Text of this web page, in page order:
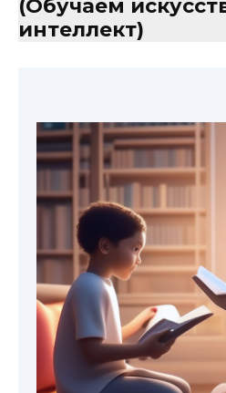
(Обучаем
интеллект)